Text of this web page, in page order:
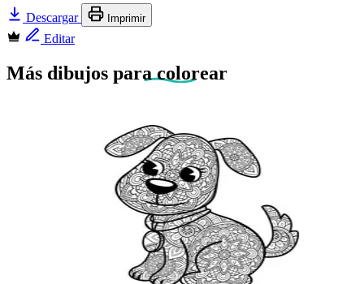
Descargar Imprimir
Editar
Más dibujos para colorear